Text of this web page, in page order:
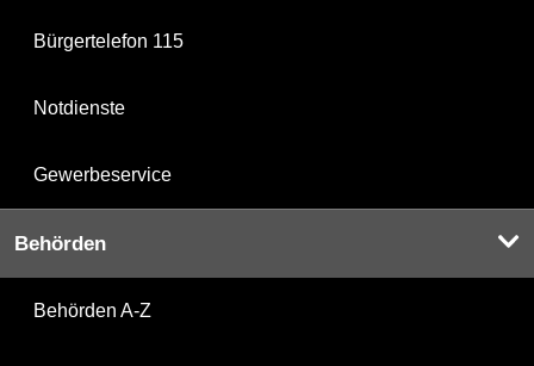
Bürgertelefon 115
Notdienste
Gewerbeservice
Behörden
Behörden A-Z